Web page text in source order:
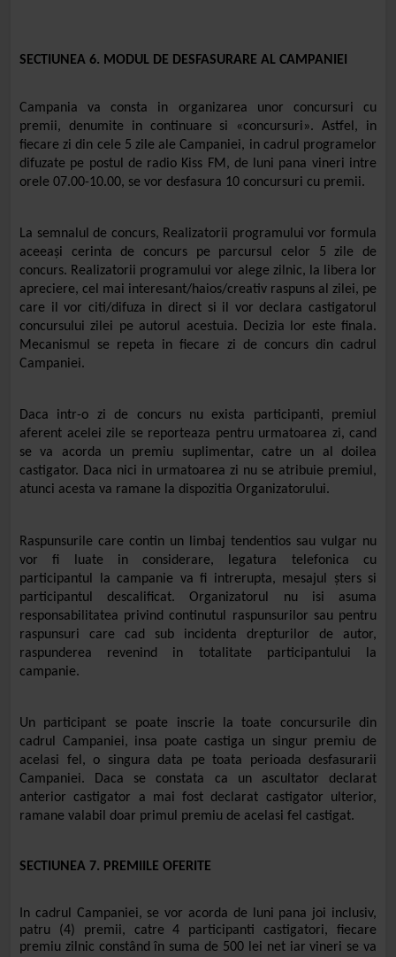
SECTIUNEA 6. MODUL DE DESFASURARE AL CAMPANIEI
Campania va consta in organizarea unor concursuri cu
premii, denumite in continuare si «concursuri». Astfel, in
fiecare zi din cele 5 zile ale Campaniei, in cadrul programelor
difuzate pe postul de radio Kiss FM, de luni pana vineri intre
orele 07.00-10.00, se vor desfasura 10 concursuri cu premii.
La semnalul de concurs, Realizatorii programului vor formula
aceeași cerinta de concurs pe parcursul celor 5 zile de
concurs. Realizatorii programului vor alege zilnic, la libera lor
apreciere, cel mai interesant/haios/creativ raspuns al zilei, pe
care il vor citi/difuza in direct si il vor declara castigatorul
concursului zilei pe autorul acestuia. Decizia lor este finala.
Mecanismul se repeta in fiecare zi de concurs din cadrul
Campaniei.
Daca intr-o zi de concurs nu exista participanti, premiul
aferent acelei zile se reporteaza pentru urmatoarea zi, cand
se va acorda un premiu suplimentar, catre un al doilea
castigator. Daca nici in urmatoarea zi nu se atribuie premiul,
atunci acesta va ramane la dispozitia Organizatorului.
Raspunsurile care contin un limbaj tendentios sau vulgar nu
vor fi luate in considerare, legatura telefonica cu
participantul la campanie va fi intrerupta, mesajul șters si
participantul descalificat. Organizatorul nu isi asuma
responsabilitatea privind continutul raspunsurilor sau pentru
raspunsuri care cad sub incidenta drepturilor de autor,
raspunderea revenind in totalitate participantului la
campanie.
Un participant se poate inscrie la toate concursurile din
cadrul Campaniei, insa poate castiga un singur premiu de
acelasi fel, o singura data pe toata perioada desfasurarii
Campaniei. Daca se constata ca un ascultator declarat
anterior castigator a mai fost declarat castigator ulterior,
ramane valabil doar primul premiu de acelasi fel castigat.
SECTIUNEA 7. PREMIILE OFERITE
In cadrul Campaniei, se vor acorda de luni pana joi inclusiv,
patru (4) premii, catre 4 participanti castigatori, fiecare
premiu zilnic constând în suma de 500 lei net iar vineri se va